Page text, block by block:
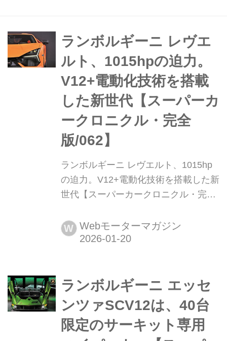
かれていた。(MotorMagazine2025年1
月号より/文:島下泰久) EV航続距...
ランボルギーニ レヴエ
ルト、1015hpの迫力。
V12+電動化技術を搭載
した新世代【スーパーカ
ークロニクル・完全
版/062】
ランボルギーニ レヴエルト、1015hp
の迫力。V12+電動化技術を搭載した新
世代【スーパーカークロニクル・完全
至ったスーパーカーたち。1970年代の
懐かしいモデルから現代のハイパース
プで電動化モデルのランボルギーニ レ
ヴエルトだ。
W Webモーターマガジン
ランボルギーニ エッセ
ンツァSCV12は、40台
限定のサーキット専用